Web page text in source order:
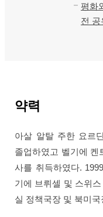
평화
전 공
약력
아살 알탈 주한 요르
졸업하였고 벨기에 켄
사를 취득하였다.
기에 브뤼셀 및 스위
실 정책국장 및 북미